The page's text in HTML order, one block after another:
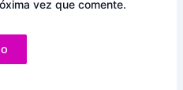
vez que comente.